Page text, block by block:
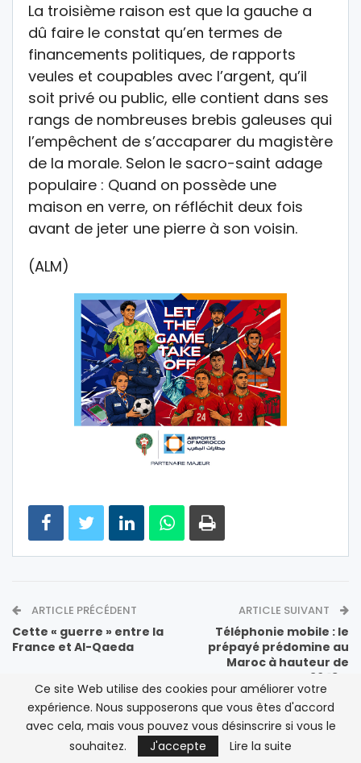
La troisième raison est que la gauche a
dû faire le constat qu’en termes de
financements politiques, de rapports
veules et coupables avec l’argent, qu’il
soit privé ou public, elle contient dans ses
rangs de nombreuses brebis galeuses qui
l’empêchent de s’accaparer du magistère
de la morale. Selon le sacro-saint adage
populaire : Quand on possède une
maison en verre, on réfléchit deux fois
avant de jeter une pierre à son voisin.
(ALM)
ARTICLE PRÉCÉDENT
Cette « guerre » entre la
France et Al-Qaeda
ARTICLE SUIVANT
Téléphonie mobile : le
prépayé prédomine au
Maroc à hauteur de
96,13%
VOIR AUSSI
Ce site Web utilise des cookies pour améliorer votre
expérience. Nous supposerons que vous êtes d'accord
avec cela, mais vous pouvez vous désinscrire si vous le
souhaitez.
J'accepte Lire la suite